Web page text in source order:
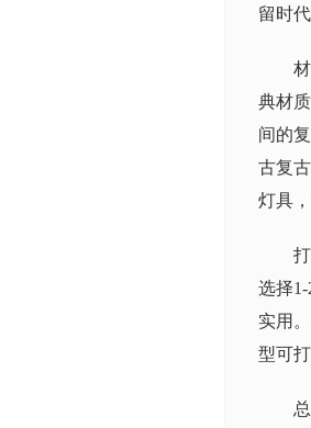
留时
典材
间的
古复
灯具
选择
实用
型可